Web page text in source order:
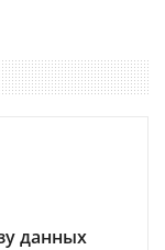
данных